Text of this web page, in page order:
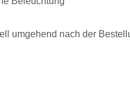
umgehend nach der